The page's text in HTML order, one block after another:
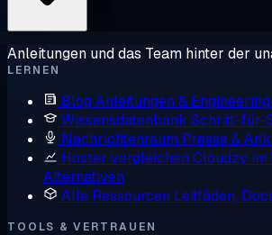
Anleitungen und das Team hinter der
LERNEN
Blog Anleitungen &
Wissensdatenbank Schritt-für-
Nachrichtenraum Presse &
Hoster vergleichen Cloudzy im
Alternativen
Alle Ressourcen Leitfäden,
TOOLS & VERTRAUEN